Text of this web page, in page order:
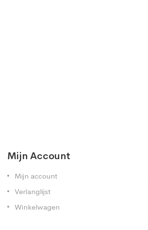
Mijn Account
Mijn account
Verlanglijst
Winkelwagen